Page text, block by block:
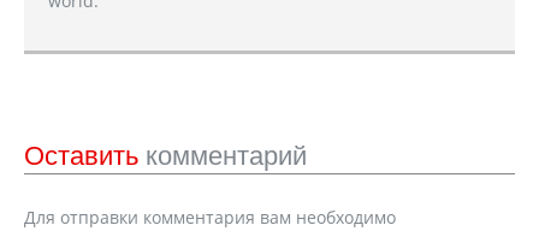
Оставить комментарий
Для отправки комментария вам необходимо